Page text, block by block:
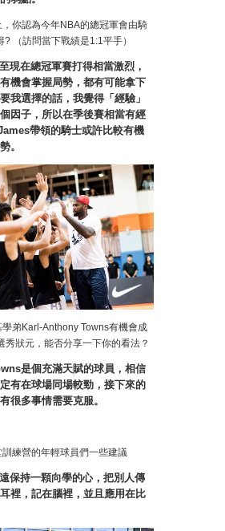
你認為今年NBA的總冠軍會由騎
（訪問當下戰績是1:1平手）
現在總冠軍賽打得相當激烈，
機會掌握局勢，都有可能拿下
我選擇的話，我覺得「經驗」
因子，所以在季後賽相當有經
帶領的騎士或許比較有機
。
弟Karl-Anthony Towns有機會成
秀狀元，能否分享一下你的看法？
是個充滿天賦的球員，相信
有在球場同場較勁，接下來的
很多事情需要克服。
練營的年輕球員們一些建議
保持一顆向學的心，把別人傳
裡，記在腦裡，並且應用在比